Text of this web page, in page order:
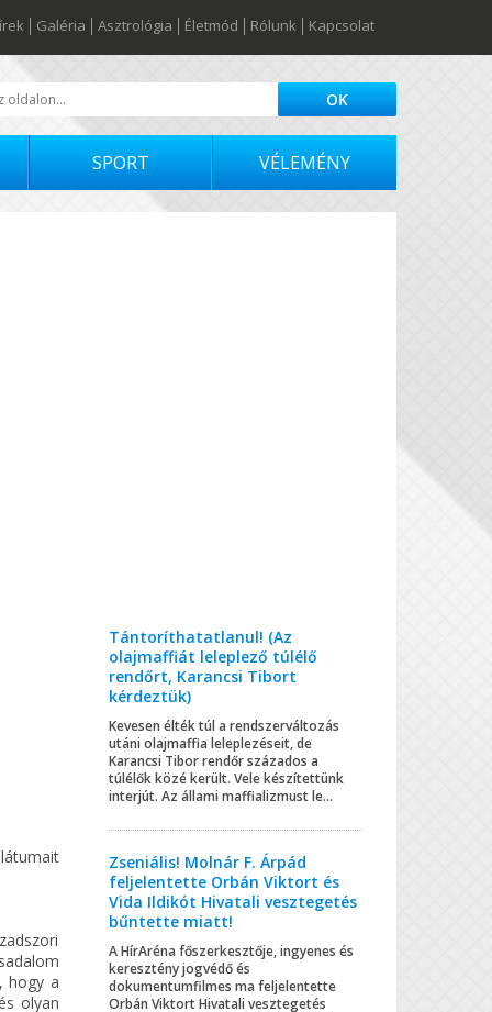
Galéria Asztrológia Életmód Rólunk Kapcsolat
SPORT VÉLEMÉNY
hogy a
olyan
Tántoríthatatlanul! (Az
olajmaffiát leleplező túlélő
rendőrt, Karancsi Tibort
kérdeztük)
Kevesen élték túl a rendszerváltozás
utáni olajmaffia leleplezéseit, de
Karancsi Tibor rendőr százados a
túlélők közé került. Vele készítettünk
interjút. Az állami maffializmust le...
Zseniális! Molnár F. Árpád
feljelentette Orbán Viktort és
Vida Ildikót Hivatali vesztegetés
bűntette miatt!
A HírAréna főszerkesztője, ingyenes és
keresztény jogvédő és
dokumentumfilmes ma feljelentette
Orbán Viktort Hivatali vesztegetés